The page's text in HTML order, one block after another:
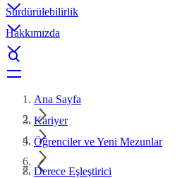
Sürdürülebilirlik
Hakkımızda
Ana Sayfa
Kariyer
Öğrenciler ve Yeni Mezunlar
Derece Eşleştirici